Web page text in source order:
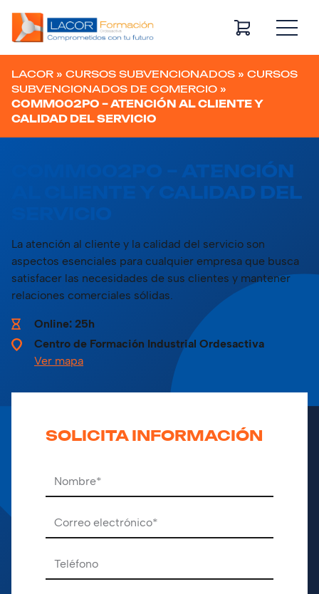
Navegación principal
LACOR » CURSOS SUBVENCIONADOS » CURSOS
SUBVENCIONADOS DE COMERCIO »
COMM002PO – ATENCIÓN AL CLIENTE Y
CALIDAD DEL SERVICIO
COMM002PO – ATENCIÓN
AL CLIENTE Y CALIDAD DEL
La atención al cliente y la calidad del servicio son
aspectos esenciales para cualquier empresa que busca
satisfacer las necesidades de sus clientes y mantener
relaciones comerciales sólidas.
Online: 25h
Centro de Formación Industrial Ordesactiva
Ver mapa
SOLICITA INFORMACIÓN
Por favor, deja este campo vacío.